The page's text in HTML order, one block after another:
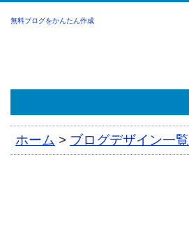
無料ブログをかんたん作成
ホーム > ブログデザイン一覧